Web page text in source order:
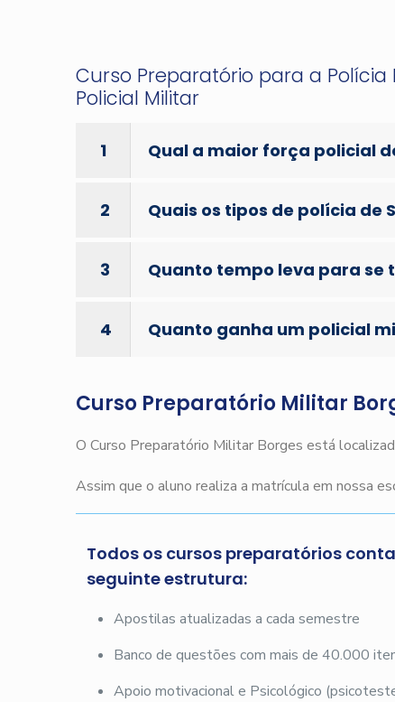
Curso Preparatório para a Polícia
Policial Militar
1 Qual a maior força policial
2 Quais os tipos de polícia de
3 Quanto tempo leva para
4 Quanto ganha um policial
Curso Preparatório Militar
O Curso Preparatório Militar Borges está
Assim que o aluno realiza a matrícula em nossa
Todos os cursos preparatórios
seguinte estrutura:
Apostilas atualizadas a cada semestre
Banco de questões com mais de 40.000
Apoio motivacional e Psicológico